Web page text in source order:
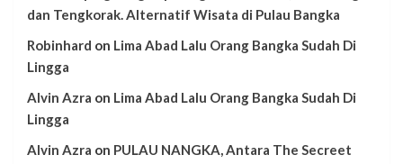
dan Tengkorak. Alternatif Wisata di Pulau Bangka
Robinhard on Lima Abad Lalu Orang Bangka Sudah Di
Lingga
Alvin Azra on Lima Abad Lalu Orang Bangka Sudah Di
Lingga
Alvin Azra on PULAU NANGKA, Antara The Secreet